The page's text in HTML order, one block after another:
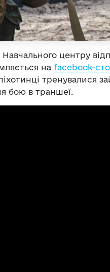
Навчального центру
на facebook-
тренувалися
бою в траншеї.